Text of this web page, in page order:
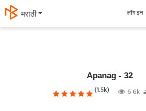
मराठी लॉग इन
Apanag - 32
(1.5k) 6.6k